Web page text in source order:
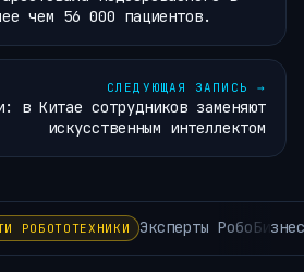
чем 56 000 пациентов.
СЛЕДУЮЩАЯ ЗАПИСЬ →
в Китае сотрудников заменяют
искусственным интеллектом
РОБОТОТЕХНИКИ Эксперты